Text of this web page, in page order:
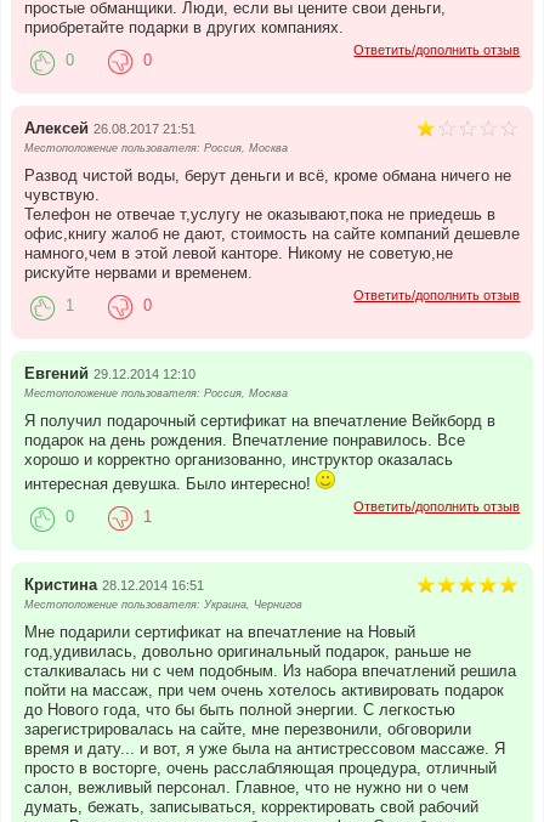
простые обманщики. Люди, если вы цените свои деньги,
приобретайте подарки в других компаниях.
Ответить/дополнить отзыв
0 0
Алексей 26.08.2017 21:51
Местоположение пользователя: Россия, Москва
Развод чистой воды, берут деньги и всё, кроме обмана ничего не
чувствую.
Телефон не отвечае т,услугу не оказывают,пока не приедешь в
офис,книгу жалоб не дают, стоимость на сайте компаний дешевле
намного,чем в этой левой канторе. Никому не советую,не
рискуйте нервами и временем.
Ответить/дополнить отзыв
1 0
Евгений 29.12.2014 12:10
Местоположение пользователя: Россия, Москва
Я получил подарочный сертификат на впечатление Вейкборд в
подарок на день рождения. Впечатление понравилось. Все
хорошо и корректно организованно, инструктор оказалась
интересная девушка. Было интересно!
Ответить/дополнить отзыв
0 1
Кристина 28.12.2014 16:51
Местоположение пользователя: Украина, Чернигов
Мне подарили сертификат на впечатление на Новый
год,удивилась, довольно оригинальный подарок, раньше не
сталкивалась ни с чем подобным. Из набора впечатлений решила
пойти на массаж, при чем очень хотелось активировать подарок
до Нового года, что бы быть полной энергии. С легкостью
зарегистрировалась на сайте, мне перезвонили, обговорили
время и дату... и вот, я уже была на антистрессовом массаже. Я
просто в восторге, очень расслабляющая процедура, отличный
салон, вежливый персонал. Главное, что не нужно ни о чем
думать, бежать, записываться, корректировать свой рабочий